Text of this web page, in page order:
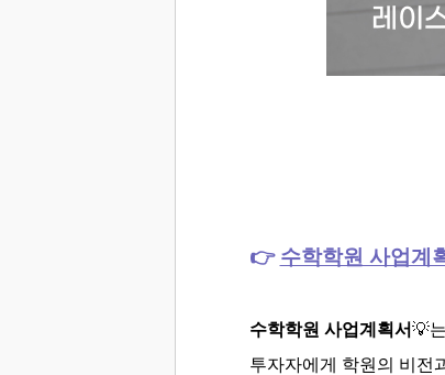
👉 수학학원 사업계
수학학원 사업계획서💡
투자자에게 학원의 비전